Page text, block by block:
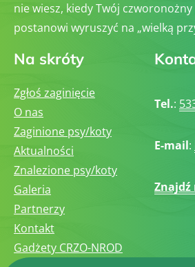
nie wiesz, kiedy Twój
postanowi wyruszyć na „wielką
Na skróty
Zgłoś zaginięcie
O nas
Zaginione psy/koty
Aktualności
Znalezione psy/koty
Galeria
Partnerzy
Kontakt
Gadżety CRZO-NROD
Tel.:
E-mail:
Znajdź